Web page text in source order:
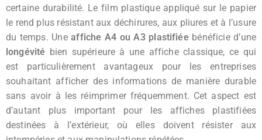
certaine durabilité. Le film plastique appliqué sur le papier
le rend plus résistant aux déchirures, aux pliures et à l’usure
du temps. Uneaffiche A4 ou A3 plastifiée bénéficie d’une
longévité bien supérieure à une affiche classique, ce qui
est particulièrement avantageux pour les entreprises
souhaitant afficher des informations de manière durable
sans avoir à les réimprimer fréquemment. Cet aspect est
d’autant plus important pour les affiches plastifiées
destinées à l’extérieur, où elles doivent résister aux